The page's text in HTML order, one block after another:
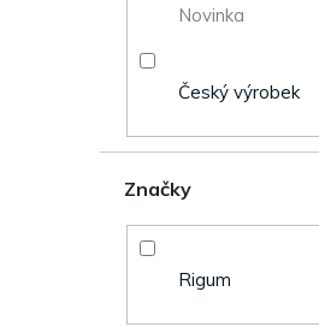
a
Novinka
Český výrobek
Značky
Rigum